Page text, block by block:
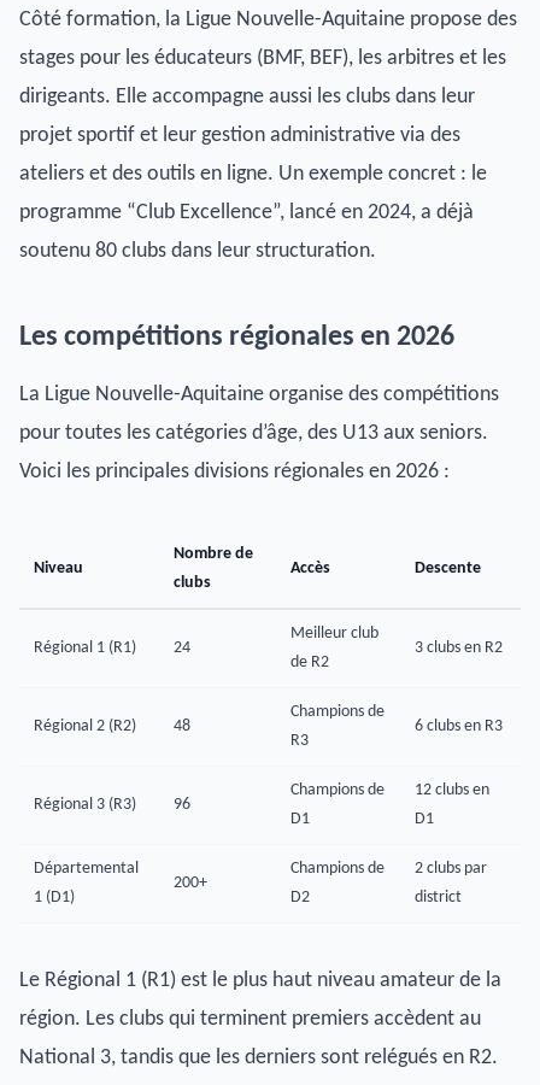
Côté formation, la Ligue Nouvelle-Aquitaine propose des
stages pour les éducateurs (BMF, BEF), les arbitres et les
dirigeants. Elle accompagne aussi les clubs dans leur
projet sportif et leur gestion administrative via des
ateliers et des outils en ligne. Un exemple concret : le
programme “Club Excellence”, lancé en 2024, a déjà
soutenu 80 clubs dans leur structuration.
Les compétitions régionales en 2026
La Ligue Nouvelle-Aquitaine organise des compétitions
pour toutes les catégories d’âge, des U13 aux seniors.
Voici les principales divisions régionales en 2026 :
Niveau
Nombre de
clubs
Accès Descente
Régional 1 (R1) 24
Meilleur club
de R2
3 clubs en R2
Régional 2 (R2) 48
Champions de
R3
6 clubs en R3
Régional 3 (R3) 96
Champions de
D1
12 clubs en
D1
Départemental
1 (D1)
200+
Champions de
D2
2 clubs par
district
Le Régional 1 (R1) est le plus haut niveau amateur de la
région. Les clubs qui terminent premiers accèdent au
National 3, tandis que les derniers sont relégués en R2.